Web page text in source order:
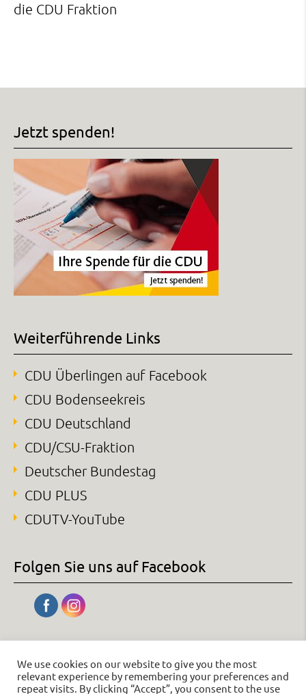
die CDU Fraktion
Jetzt spenden!
Weiterführende Links
CDU Überlingen auf Facebook
CDU Bodenseekreis
CDU Deutschland
CDU/CSU-Fraktion
Deutscher Bundestag
CDU PLUS
CDUTV-YouTube
Folgen Sie uns auf Facebook
We use cookies on our website to give you the most
relevant experience by remembering your preferences and
repeat visits. By clicking “Accept”, you consent to the use